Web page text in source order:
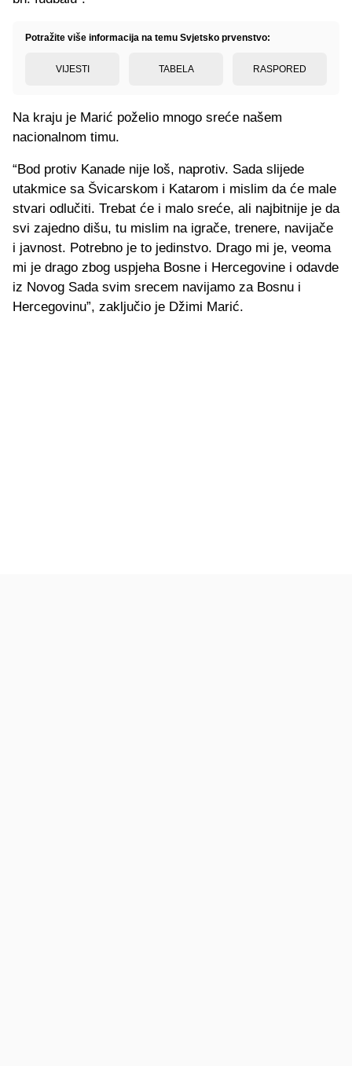
Potražite više informacija na temu Svjetsko prvenstvo:
VIJESTI TABELA RASPORED
Na kraju je Marić poželio mnogo sreće našem
nacionalnom timu.
“Bod protiv Kanade nije loš, naprotiv. Sada slijede
utakmice sa Švicarskom i Katarom i mislim da će male
stvari odlučiti. Trebat će i malo sreće, ali najbitnije je da
svi zajedno dišu, tu mislim na igrače, trenere, navijače
i javnost. Potrebno je to jedinstvo. Drago mi je, veoma
mi je drago zbog uspjeha Bosne i Hercegovine i odavde
iz Novog Sada svim srecem navijamo za Bosnu i
Hercegovinu”, zaključio je Džimi Marić.